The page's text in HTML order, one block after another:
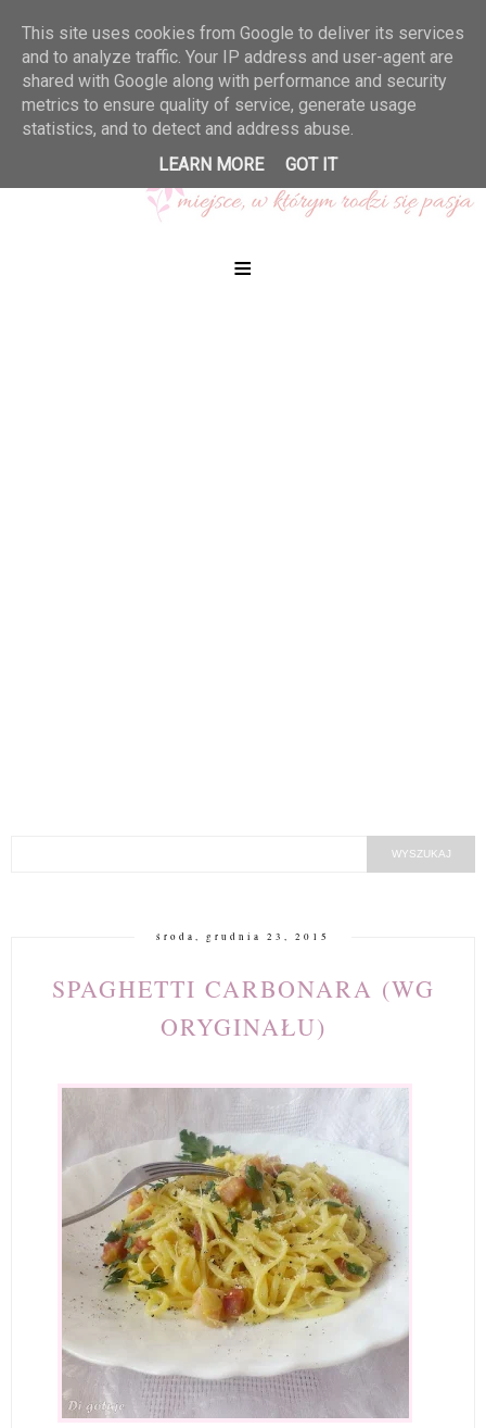
≡
środa, grudnia 23, 2015
SPAGHETTI CARBONARA (WG
ORYGINAŁU)
This site uses cookies from Google to deliver its services
and to analyze traffic. Your IP address and user-agent are
shared with Google along with performance and security
metrics to ensure quality of service, generate usage
statistics, and to detect and address abuse.
LEARN MORE
GOT IT